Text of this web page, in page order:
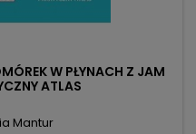
W PŁYNACH Z JAM
ATLAS
Mantur